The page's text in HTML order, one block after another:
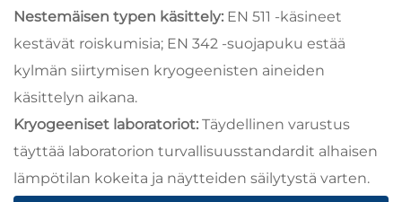
Nestemäisen typen käsittely: EN 511 -käsineet
kestävät roiskumisia; EN 342 -suojapuku estää
kylmän siirtymisen kryogeenisten aineiden
käsittelyn aikana.
Kryogeeniset laboratoriot: Täydellinen varustus
täyttää laboratorion turvallisuusstandardit alhaisen
lämpötilan kokeita ja näytteiden säilytystä varten.